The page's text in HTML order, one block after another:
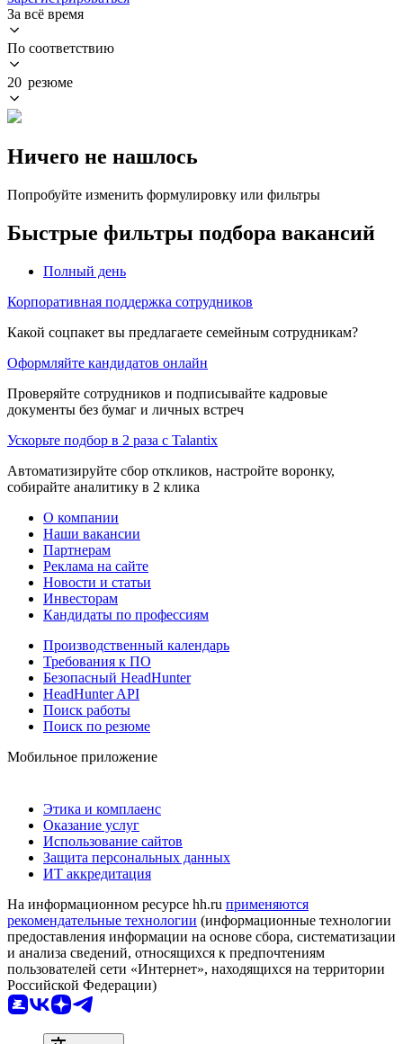
За всё время
По соответствию
20 резюме
Ничего не нашлось
Попробуйте изменить формулировку или фильтры
Быстрые фильтры подбора вакансий
Полный день
Корпоративная поддержка сотрудников
Какой соцпакет вы предлагаете семейным сотрудникам?
Оформляйте кандидатов онлайн
Проверяйте сотрудников и подписывайте кадровые
документы без бумаг и личных встреч
Ускорьте подбор в 2 раза с Talantix
Автоматизируйте сбор откликов, настройте воронку,
собирайте аналитику в 2 клика
О компании
Наши вакансии
Партнерам
Реклама на сайте
Новости и статьи
Инвесторам
Кандидаты по профессиям
Производственный календарь
Требования к ПО
Безопасный HeadHunter
HeadHunter API
Поиск работы
Поиск по резюме
Мобильное приложение
Этика и комплаенс
Оказание услуг
Использование сайтов
Защита персональных данных
ИТ аккредитация
На информационном ресурсе hh.ru применяются
рекомендательные технологии (информационные технологии
предоставления информации на основе сбора, систематизации
и анализа сведений, относящихся к предпочтениям
пользователей сети «Интернет», находящихся на территории
Российской Федерации)